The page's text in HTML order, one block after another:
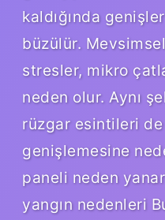
kaldığında
büzülür.
stresler, mikro
neden olur. Aynı
rüzgar esintileri
genişlemesine
paneli neden
yangın nedenleri